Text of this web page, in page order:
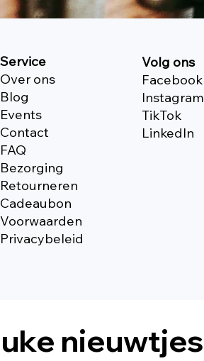
Service
Over ons
Blog
Events
Contact
FAQ
Bezorging
Retourneren
Cadeaubon
Voorwaarden
Privacybeleid
Volg ons
Facebook
Instagram
TikTok
Linkedln
nieuwtjes